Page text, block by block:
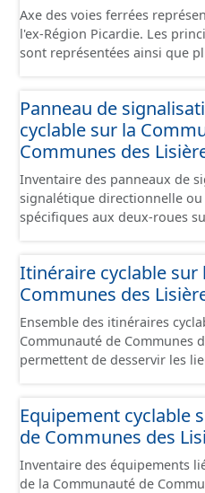
Axe des voies ferrées
l'ex-Région Picardie. Les
sont représentées ainsi que
sont désaffectées mais sont
présentes sur le terrain.
Panneau de
cyclable sur la
Communes des
Inventaire des panneaux de
signalétique directionnelle
spécifiques aux deux-roues
en cours de réalisation. Cet
donnée n'est donc pas
Itinéraire cyclable
Communes des
Ensemble des itinéraires
Communauté de Communes
permettent de desservir les
de bonnes conditions. Ils
de voies sécurisées : voie
couloir partagé avec les bus,
Equipement cyclable
de Communes des
Inventaire des équipements
de la Communauté de